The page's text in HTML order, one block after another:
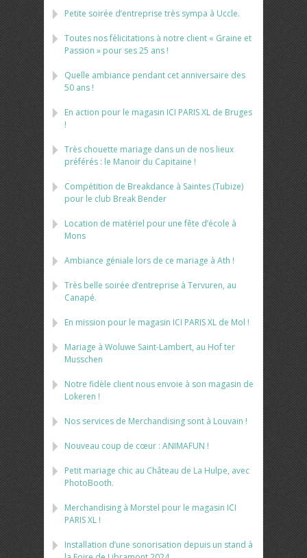
Petite soirée d’entreprise très sympa à Uccle.
Toutes nos félicitations à notre client « Graine et
Passion » pour ses 25 ans !
Quelle ambiance pendant cet anniversaire des
50 ans !
En action pour le magasin ICI PARIS XL de Bruges
!
Très chouette mariage dans un de nos lieux
préférés : le Manoir du Capitaine !
Compétition de Breakdance à Saintes (Tubize)
pour le club Break Bender
Location de matériel pour une fête d’école à
Mons
Ambiance géniale lors de ce mariage à Ath !
Très belle soirée d’entreprise à Tervuren, au
Canapé.
En mission pour le magasin ICI PARIS XL de Mol !
Mariage à Woluwe Saint-Lambert, au Hof ter
Musschen
Notre fidèle client nous envoie à son magasin de
Lokeren !
Nos services de Merchandising sont à Louvain !
Nouveau coup de cœur : ANIMAFUN !
Petit mariage chic au Château de La Hulpe, avec
PhotoBooth.
Merchandising à Morstel pour le magasin ICI
PARIS XL !
Installation d’une sonorisation depuis un stand à